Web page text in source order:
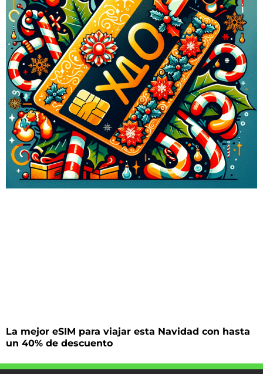
La mejor eSIM para viajar esta Navidad con hasta
un 40% de descuento